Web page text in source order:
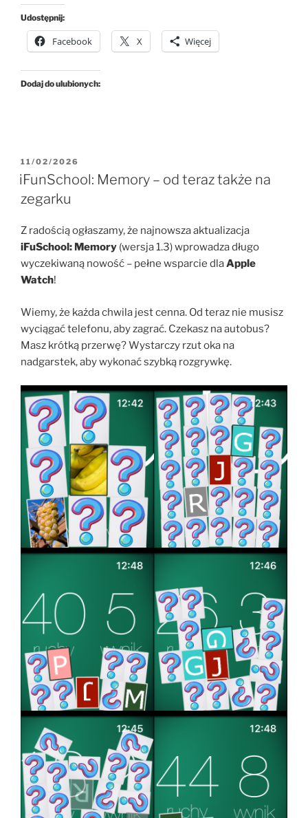
Udostępnij:
Facebook X Więcej
Dodaj do ulubionych:
OPUBLIKOWANE
W
11/02/2026
iFunSchool: Memory – od teraz także na
zegarku
Z radością ogłaszamy, że najnowsza aktualizacja
iFuSchool: Memory (wersja 1.3) wprowadza długo
wyczekiwaną nowość – pełne wsparcie dlaApple
Watch!
Wiemy, że każda chwila jest cenna. Od teraz nie musisz
wyciągać telefonu, aby zagrać. Czekasz na autobus?
Masz krótką przerwę? Wystarczy rzut oka na
nadgarstek, aby wykonać szybką rozgrywkę.